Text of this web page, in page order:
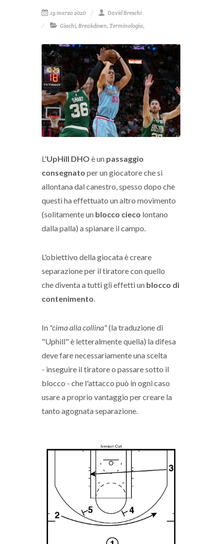
19 marzo 2020
David Breschi
Giochi, Breakdown, Terminologia,
L'UpHill DHO è un passaggio
consegnato per un giocatore che si
allontana dal canestro, spesso dopo che
questi ha effettuato un altro movimento
(solitamente un blocco cieco lontano
dalla palla) a spianare il campo.
L'obiettivo della giocata è creare
separazione per il tiratore con quello
che diventa a tutti gli effetti un blocco di
contenimento
In "cima alla collina"(la traduzione di
"Uphill" è letteralmente quella) la difesa
deve fare necessariamente una scelta
- inseguire il tiratore o passare sotto il
blocco - che l'attacco può in ogni caso
usare a proprio vantaggio per creare la
tanto agognata separazione.